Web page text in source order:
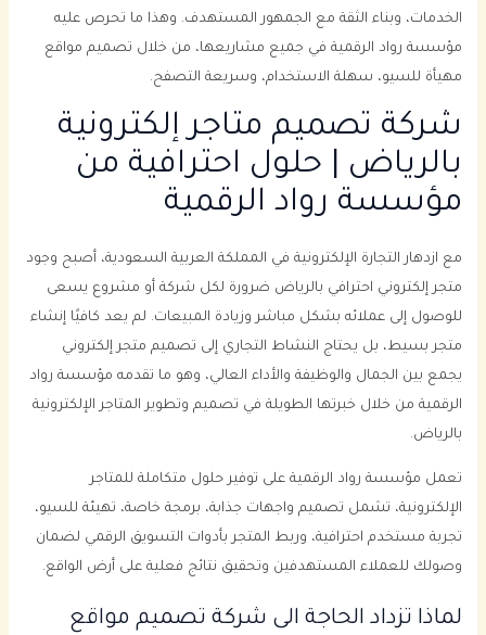
الخدمات، وبناء الثقة مع الجمهور المستهدف. وهذا ما تحرص عليه
مؤسسة رواد الرقمية في جميع مشاريعها، من خلال تصميم مواقع
مهيأة للسيو، سهلة الاستخدام، وسريعة التصفح.
شركة تصميم متاجر إلكترونية
بالرياض | حلول احترافية من
مؤسسة رواد الرقمية
مع ازدهار التجارة الإلكترونية في المملكة العربية السعودية، أصبح وجود
متجر إلكتروني احترافي بالرياض ضرورة لكل شركة أو مشروع يسعى
للوصول إلى عملائه بشكل مباشر وزيادة المبيعات. لم يعد كافيًا إنشاء
متجر بسيط، بل يحتاج النشاط التجاري إلى تصميم متجر إلكتروني
يجمع بين الجمال والوظيفة والأداء العالي، وهو ما تقدمه مؤسسة رواد
الرقمية من خلال خبرتها الطويلة في تصميم وتطوير المتاجر الإلكترونية
بالرياض.
تعمل مؤسسة رواد الرقمية على توفير حلول متكاملة للمتاجر
الإلكترونية، تشمل تصميم واجهات جذابة، برمجة خاصة، تهيئة للسيو،
تجربة مستخدم احترافية، وربط المتجر بأدوات التسويق الرقمي لضمان
وصولك للعملاء المستهدفين وتحقيق نتائج فعلية على أرض الواقع.
لماذا تزداد الحاجة الى شركة تصميم مواقع